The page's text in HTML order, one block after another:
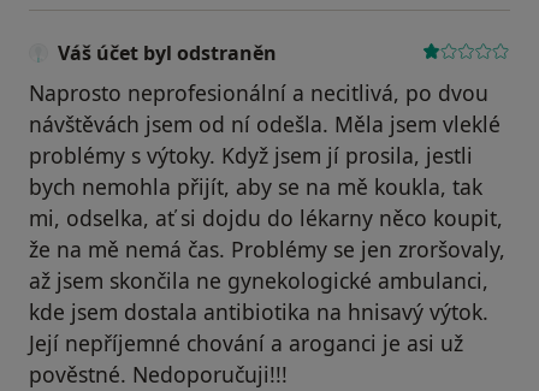
Váš účet byl odstraněn
Naprosto neprofesionální a necitlivá, po dvou
návštěvách jsem od ní odešla. Měla jsem vleklé
problémy s výtoky. Když jsem jí prosila, jestli
bych nemohla přijít, aby se na mě koukla, tak
mi, odselka, ať si dojdu do lékarny něco koupit,
že na mě nemá čas. Problémy se jen zroršovaly,
až jsem skončila ne gynekologické ambulanci,
kde jsem dostala antibiotika na hnisavý výtok.
Její nepříjemné chování a aroganci je asi už
pověstné. Nedoporučuji!!!